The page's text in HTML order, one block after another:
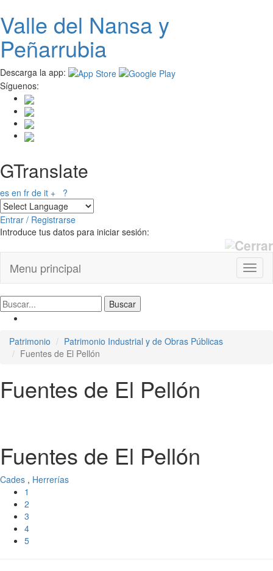
Pasar al contenido principal
Valle del Nansay
Peñarrubia
Descarga la app:
Síguenos:
GTranslate
es en fr de it + ?
Entrar / Registrarse
Introduce tus datos para iniciar sesión:
Menu principal
Patrimonio
Patrimonio Industrial y de Obras Públicas
Fuentes de El Pellón
Fuentes de El Pellón
Fuentes de El Pellón
Cades , Herrerías
1
2
3
4
5